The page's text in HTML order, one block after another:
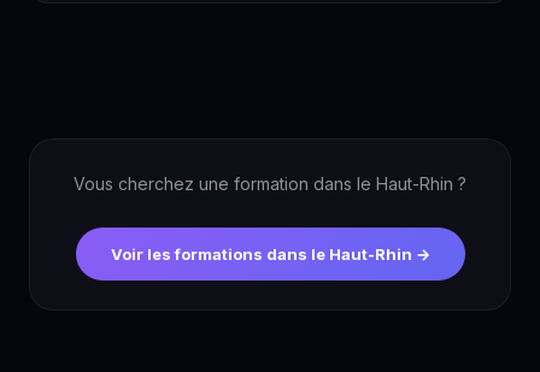
Vous cherchez une formation dans le Haut-Rhin ?
Voir les formations dans le Haut-Rhin →